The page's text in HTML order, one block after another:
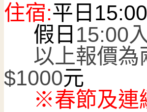
住宿:平日
假日 15:00
以上報價為
$1000元
※春節及連